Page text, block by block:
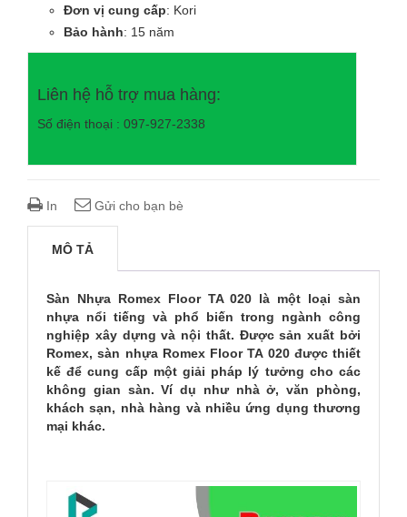
Đơn vị cung cấp: Kori
Bảo hành: 15 năm
Liên hệ hỗ trợ mua hàng:
Số điện thoại : 097-927-2338
In Gửi cho bạn bè
MÔ TẢ
Sàn Nhựa Romex Floor TA 020 là một loại sàn
nhựa nổi tiếng và phổ biến trong ngành công
nghiệp xây dựng và nội thất. Được sản xuất bởi
Romex, sàn nhựa Romex Floor TA 020 được thiết
kế để cung cấp một giải pháp lý tưởng cho các
không gian sàn. Ví dụ như nhà ở, văn phòng,
khách sạn, nhà hàng và nhiều ứng dụng thương
mại khác.